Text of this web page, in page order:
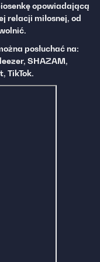
opowiadającą
relacji miłosnej, od
posłuchać na:
SHAZAM,
TikTok.